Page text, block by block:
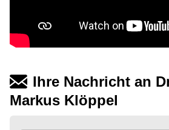
Ihre Nachricht an
Markus Klöppel